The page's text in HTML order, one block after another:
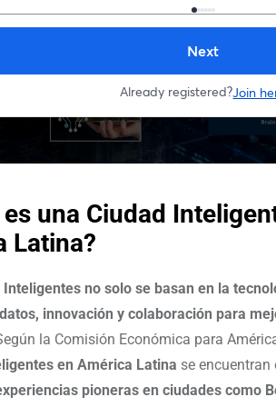
es una Ciudad
Latina?
Inteligentes no solo se basan en la
innovación y colaboración para
la Comisión Económica para
en América Latina se
pioneras en ciudades como